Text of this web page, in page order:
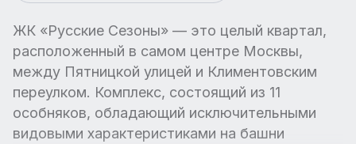
ЖК «Русские Сезоны» — это целый квартал,
расположенный в самом центре Москвы,
между Пятницкой улицей и Климентовским
переулком. Комплекс, состоящий из 11
особняков, обладающий исключительными
видовыми характеристиками на башни